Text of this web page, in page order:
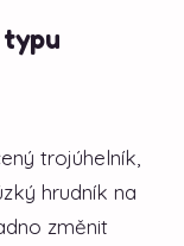
trojúhelník,
hrudník na
změnit